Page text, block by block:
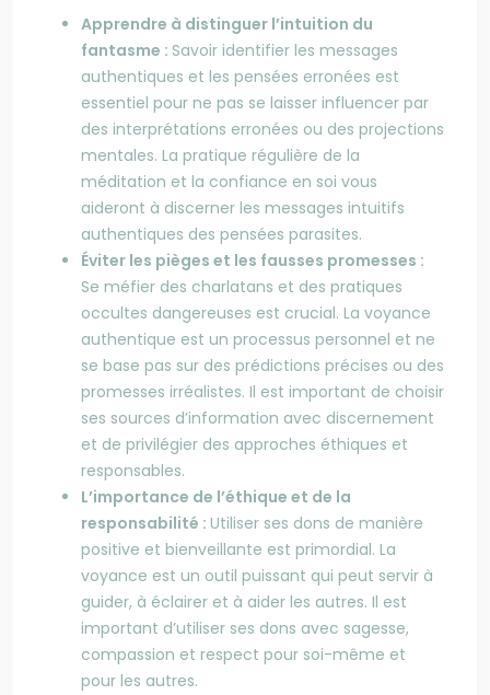
Apprendre à distinguer l’intuition du
fantasme : Savoir identifier les messages
authentiques et les pensées erronées est
essentiel pour ne pas se laisser influencer par
des interprétations erronées ou des projections
mentales. La pratique régulière de la
méditation et la confiance en soi vous
aideront à discerner les messages intuitifs
authentiques des pensées parasites.
Éviter les pièges et les fausses promesses :
Se méfier des charlatans et des pratiques
occultes dangereuses est crucial. La voyance
authentique est un processus personnel et ne
se base pas sur des prédictions précises ou des
promesses irréalistes. Il est important de choisir
ses sources d’information avec discernement
et de privilégier des approches éthiques et
responsables.
L’importance de l’éthique et de la
responsabilité : Utiliser ses dons de manière
positive et bienveillante est primordial. La
voyance est un outil puissant qui peut servir à
guider, à éclairer et à aider les autres. Il est
important d’utiliser ses dons avec sagesse,
compassion et respect pour soi-même et
pour les autres.